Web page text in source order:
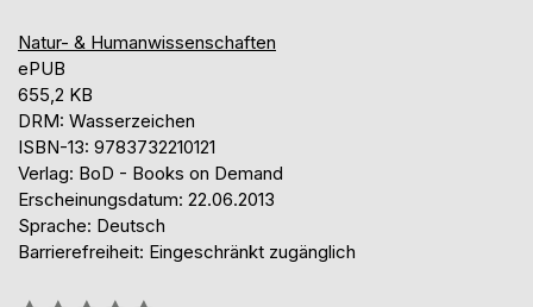
Natur- & Humanwissenschaften
ePUB
655,2 KB
DRM: Wasserzeichen
ISBN-13: 9783732210121
Verlag: BoD - Books on Demand
Erscheinungsdatum: 22.06.2013
Sprache: Deutsch
Barrierefreiheit: Eingeschränkt zugänglich